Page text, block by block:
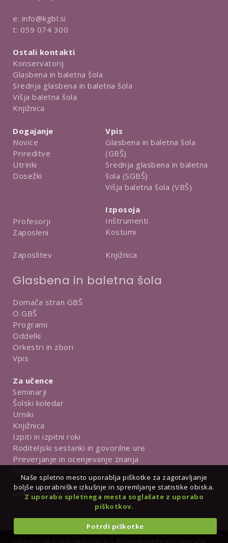
e: info@kgbl.si
t: 059 074 300
Ostali kontakti
Konservatorij
Glasbena in baletna šola
Srednja glasbena in baletna šola
Višja baletna šola
Knjižnica
Dogajanje
Novice
Prireditve
Utrinki
Dosežki
Profesorji
Zaposleni
Zaposlitev
Vpis
Glasbena in baletna šola
(GBŠ)
Srednja glasbena in baletna
šola (SGBŠ)
Višja baletna šola (VBŠ)
Izposoja
Inštrumenti
Kostumi
Knjižnica
Glasbena in baletna šola
Domača stran GBŠ
O GBŠ
Programi
Oddelki
Orkestri in zbori
Vpis
Za učence
Seminarji
Šolski koledar
Urniki
Knjižnica
Izpiti in izpitni roki
Roditeljski sestanki in govorilne ure
Preverjanje in ocenjevanje znanja
Dokumenti in obrazci
Naše spletno mesto uporablja piškotke za zagotavljanje
boljše uporabniške izkušnje in spremljanje statistike obiska.
Z uporabo spletnega mesta soglašate z uporabo
piškotkov.
Potrdi piškotke